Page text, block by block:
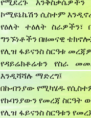
የሚደረጉ እንቅስቃሴዎችን
ኮሚዩኔኬሽን ሲስተም
የዕለት ተዕለት
ግንኙነቶችን በዘመናዊ
የሊዝ ፋይናንስ ስርዓቱ
የዳይሬክቶሬቱን የስራ
እንዲሻሻሉ ማድረግ፤
በኩብንያው የሚካሄዱ
የኩባንያውን የመረጃ ስርዓት
የሊዝ ፋይናንስ ስርዓቱን